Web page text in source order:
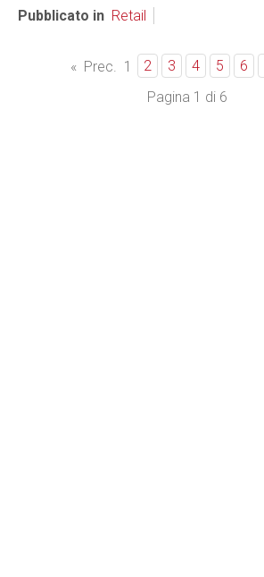
Pubblicato in Retail
« Prec. 1 2 3 4 5 6
Pagina 1 di 6